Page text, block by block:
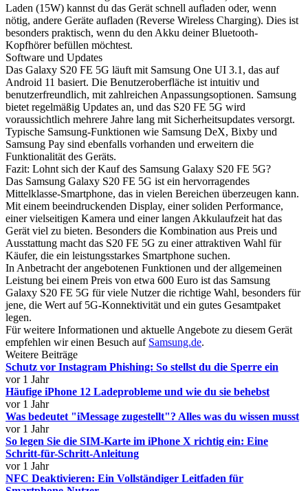
Laden (15W) kannst du das Gerät schnell aufladen oder, wenn
nötig, andere Geräte aufladen (Reverse Wireless Charging). Dies ist
besonders praktisch, wenn du den Akku deiner Bluetooth-
Kopfhörer befüllen möchtest.
Software und Updates
Das Galaxy S20 FE 5G läuft mit Samsung One UI 3.1, das auf
Android 11 basiert. Die Benutzeroberfläche ist intuitiv und
benutzerfreundlich, mit zahlreichen Anpassungsoptionen. Samsung
bietet regelmäßig Updates an, und das S20 FE 5G wird
voraussichtlich mehrere Jahre lang mit Sicherheitsupdates versorgt.
Typische Samsung-Funktionen wie Samsung DeX, Bixby und
Samsung Pay sind ebenfalls vorhanden und erweitern die
Funktionalität des Geräts.
Fazit: Lohnt sich der Kauf des Samsung Galaxy S20 FE 5G?
Das Samsung Galaxy S20 FE 5G ist ein hervorragendes
Mittelklasse-Smartphone, das in vielen Bereichen überzeugen kann.
Mit einem beeindruckenden Display, einer soliden Performance,
einer vielseitigen Kamera und einer langen Akkulaufzeit hat das
Gerät viel zu bieten. Besonders die Kombination aus Preis und
Ausstattung macht das S20 FE 5G zu einer attraktiven Wahl für
Käufer, die ein leistungsstarkes Smartphone suchen.
In Anbetracht der angebotenen Funktionen und der allgemeinen
Leistung bei einem Preis von etwa 600 Euro ist das Samsung
Galaxy S20 FE 5G für viele Nutzer die richtige Wahl, besonders für
jene, die Wert auf 5G-Konnektivität und ein gutes Gesamtpaket
legen.
Für weitere Informationen und aktuelle Angebote zu diesem Gerät
empfehlen wir einen Besuch auf Samsung.de.
Weitere Beiträge
Schutz vor Instagram Phishing: So stellst du die Sperre ein
vor 1 Jahr
Häufige iPhone 12 Ladeprobleme und wie du sie behebst
vor 1 Jahr
Was bedeutet "iMessage zugestellt"? Alles was du wissen musst
vor 1 Jahr
So legen Sie die SIM-Karte im iPhone X richtig ein: Eine
Schritt-für-Schritt-Anleitung
vor 1 Jahr
NFC Deaktivieren: Ein Vollständiger Leitfaden für